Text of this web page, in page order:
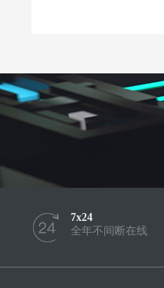
7x24
全年不间断在线